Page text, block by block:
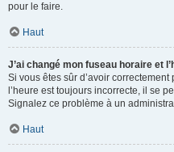
pour le faire.
Haut
J’ai changé mon fuseau horaire et
Si vous êtes sûr d’avoir
l’heure est toujours incorrecte, il se
Signalez ce problème à un
Haut